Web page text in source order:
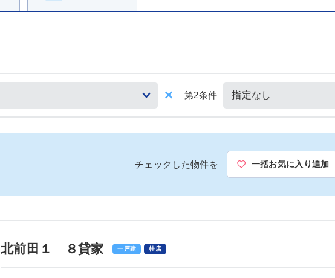
第2条件
チェックした物件を 一括お気に入り追加
一戸建 桂店
北前田１ ８貸家